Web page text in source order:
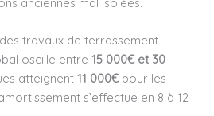
travaux de terrassement
oscille entre15 000€ et 30
atteignent11 000€pour les
s’effectue en 8 à 12